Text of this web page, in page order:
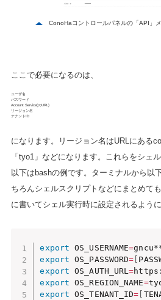
ConoHaコントロールパネルの「API」
ここで必要になるのは、
ユーザ名
パスワード
Account Service(のURL)
リージョン名
テナントID
になります。リージョン名はURLにある
「tyo1」などになります。これらをシェ
以下はbashの例です。ターミナルから以
ちろんシェルスクリプトなどにまとめて
に書いてシェル実行時に設定されるよう
export OS_USERNAME=
export OS_PASSWORD=
export OS_AUTH_URL=
export OS_REGION_NAME=
export OS_TENANT_ID=